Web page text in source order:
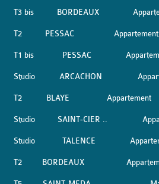
T3 bis BORDEAUX
T2 PESSAC Appartement
T1 bis PESSAC
Studio ARCACHON
T2 BLAYE Appartement
Studio SAINT-CIER ..
Studio TALENCE
T2 BORDEAUX